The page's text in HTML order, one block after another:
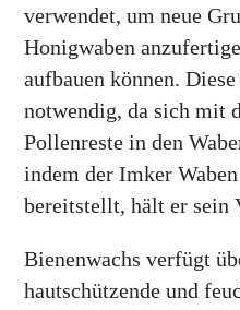
verwendet, um neue
Honigwaben
aufbauen können.
notwendig, da sich mit
Pollenreste in den
indem der Imker
bereitstellt, hält er sein
Bienenwachs verfügt
hautschützende und